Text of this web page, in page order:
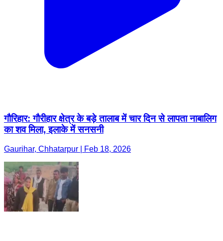
गौरिहार: गौरीहार क्षेत्र के बड़े तालाब में चार दिन से लापता नाबालिग
का शव मिला, इलाके में सनसनी
Gaurihar, Chhatarpur | Feb 18, 2026